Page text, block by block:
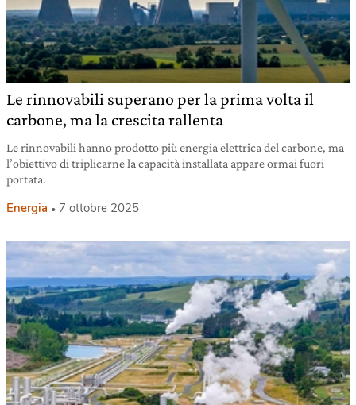
Le rinnovabili superano per la prima volta il
carbone, ma la crescita rallenta
Le rinnovabili hanno prodotto più energia elettrica del carbone, ma
l’obiettivo di triplicarne la capacità installata appare ormai fuori
portata.
Energia 7 ottobre 2025